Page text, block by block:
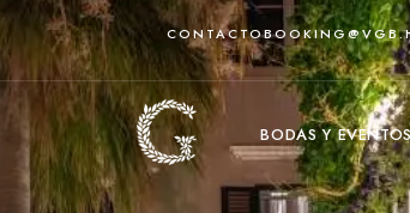
CONTACTO
BODAS Y